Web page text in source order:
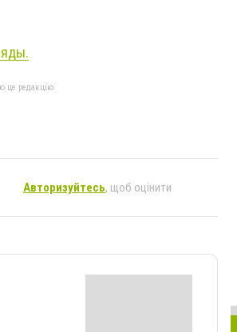
це редакцію
Авторизуйтесь, щоб оцінити